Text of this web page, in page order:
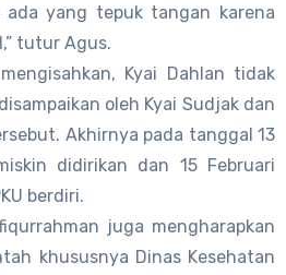
yang tepuk tangan karena
tutur Agus.
Kyai Dahlan tidak
oleh Kyai Sudjak dan
Akhirnya pada tanggal 13
didirikan dan 15 Februari
berdiri.
juga mengharapkan
khususnya Dinas Kesehatan